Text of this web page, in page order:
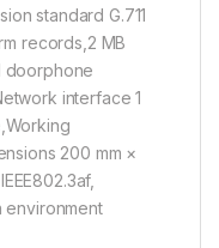
standard G.711
records,2 MB
doorphone
interface 1
200 mm ×
environment